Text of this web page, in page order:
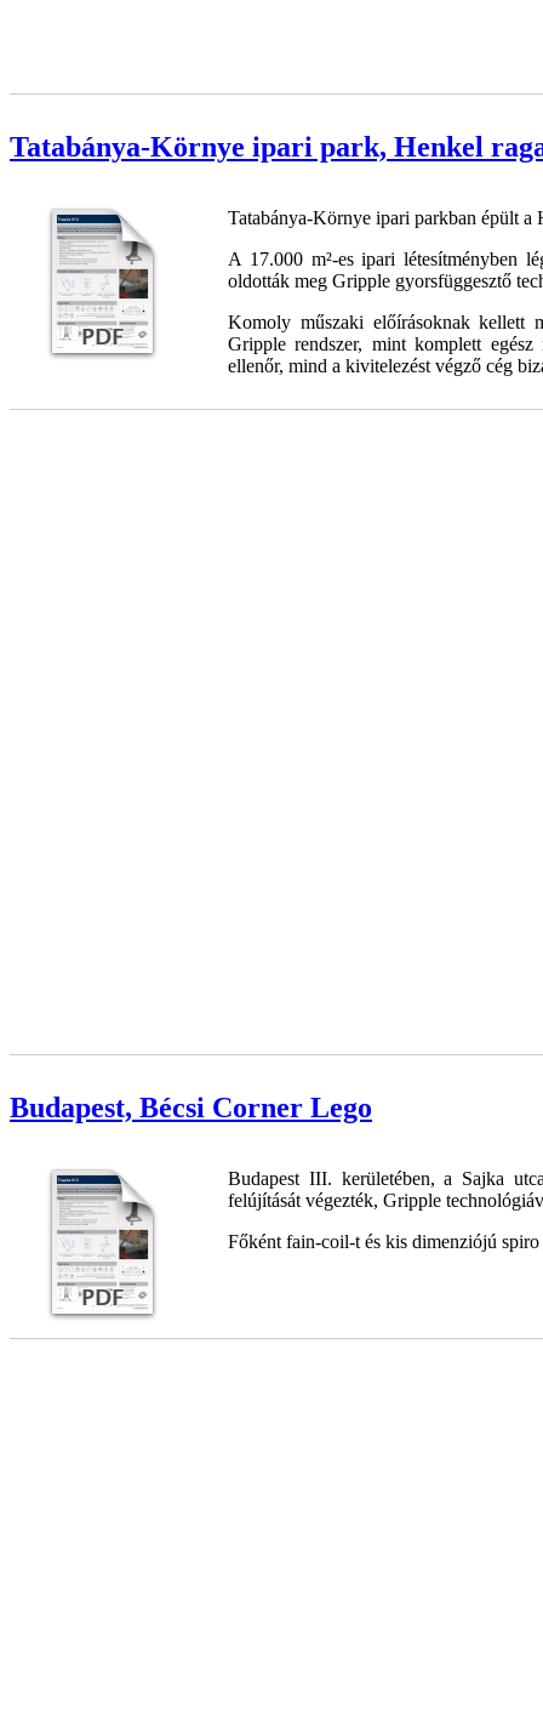
Tatabánya-Környe ipari park, Henkel
Tatabánya-Környe ipari parkban épült a
A 17.000 m²-es ipari létesítményben
oldották meg Gripple gyorsfüggesztő
Komoly műszaki előírásoknak kellett
Gripple rendszer, mint komplett
ellenőr, mind a kivitelezést végző cég
Budapest, Bécsi Corner Lego
Budapest III. kerületében, a Sajka
felújítását végezték, Gripple
Főként fain-coil-t és kis dimenziójú